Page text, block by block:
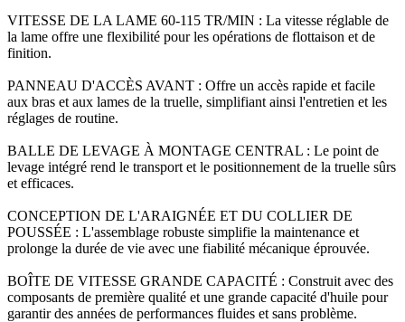
VITESSE DE LA LAME 60-115 TR/MIN : La vitesse réglable de
la lame offre une flexibilité pour les opérations de flottaison et de
finition.
PANNEAU D'ACCÈS AVANT : Offre un accès rapide et facile
aux bras et aux lames de la truelle, simplifiant ainsi l'entretien et les
réglages de routine.
BALLE DE LEVAGE À MONTAGE CENTRAL : Le point de
levage intégré rend le transport et le positionnement de la truelle sûrs
et efficaces.
CONCEPTION DE L'ARAIGNÉE ET DU COLLIER DE
POUSSÉE : L'assemblage robuste simplifie la maintenance et
prolonge la durée de vie avec une fiabilité mécanique éprouvée.
BOÎTE DE VITESSE GRANDE CAPACITÉ : Construit avec des
composants de première qualité et une grande capacité d'huile pour
garantir des années de performances fluides et sans problème.